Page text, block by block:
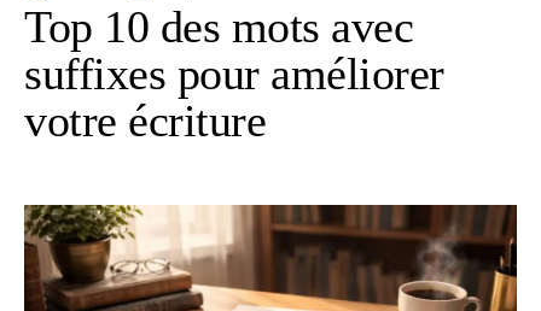
Top 10 des mots avec
suffixes pour améliorer
votre écriture